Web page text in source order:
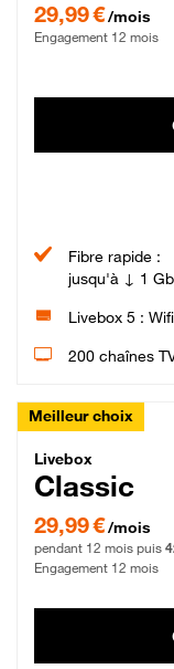
29,99 €/mois
Engagement 12 mois
Fibre rapide :
jusqu'à ↓ 1
Livebox 5 :
200 chaînes
Meilleur choix
Livebox
Livebox
Classic
29,99 € par mois
29,99 €/mois
pendant 12 mois puis
Engagement 12 mois